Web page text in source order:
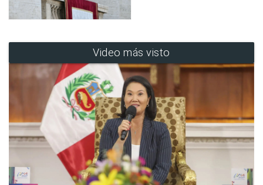
Video más visto